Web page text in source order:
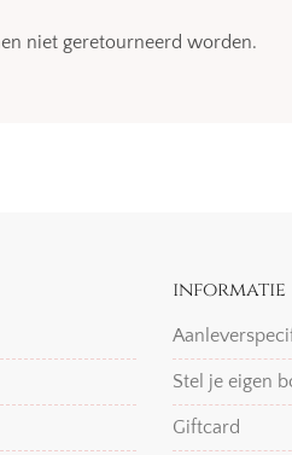
niet geretourneerd worden.
informatie
Stel je eigen
Giftcard